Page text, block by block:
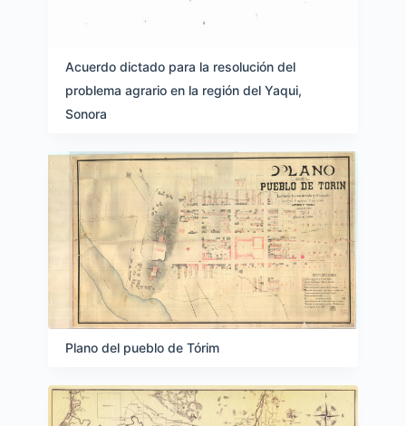
Acuerdo dictado para la resolución del
problema agrario en la región del Yaqui,
Sonora
Plano del pueblo de Tórim